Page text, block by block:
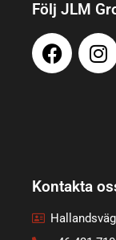
Följ JLM
Kontakta